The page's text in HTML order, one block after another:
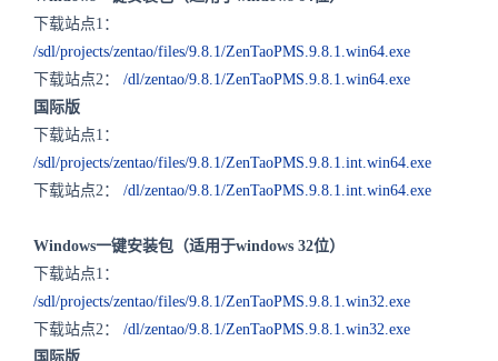
下载站点1：
/sdl/projects/zentao/files/9.8.1/ZenTaoPMS.9.8.1.win64.exe
下载站点2： /dl/zentao/9.8.1/ZenTaoPMS.9.8.1.win64.exe
国际版
下载站点1：
/sdl/projects/zentao/files/9.8.1/ZenTaoPMS.9.8.1.int.win64.exe
下载站点2： /dl/zentao/9.8.1/ZenTaoPMS.9.8.1.int.win64.exe
Windows一键安装包（适用于windows 32位）
下载站点1：
/sdl/projects/zentao/files/9.8.1/ZenTaoPMS.9.8.1.win32.exe
下载站点2： /dl/zentao/9.8.1/ZenTaoPMS.9.8.1.win32.exe
国际版